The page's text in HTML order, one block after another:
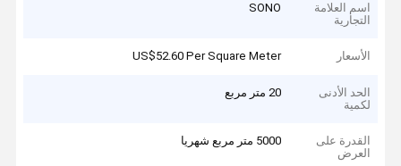
اسم العلامة
التجارية
SONO
الأسعار US$52.60 Per Square Meter
الحد الأدنى
لكمية
20 متر مربع
القدرة على
العرض
5000 متر مربع شهريا